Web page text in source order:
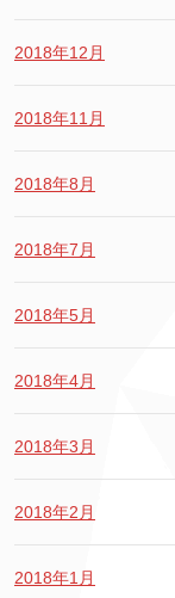
2018年12月
2018年11月
2018年8月
2018年7月
2018年5月
2018年4月
2018年3月
2018年2月
2018年1月